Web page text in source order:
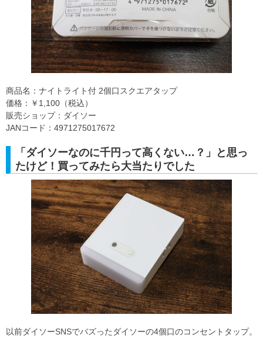
商品名：ナイトライト付 2個口スクエアタップ
価格：￥1,100（税込）
販売ショップ：ダイソー
JANコード：4971275017672
「ダイソーなのに千円って高くない…？」と思っ
たけど！買ってみたら大当たりでした
以前ダイソーSNSでバズったダイソーの4個口のコンセントタップ。